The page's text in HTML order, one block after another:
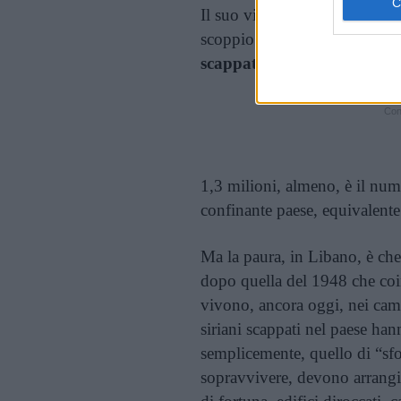
Il suo viaggio l’ha quindi
scoppio del conflitto siriano,
scappati da Damasco,
1,3 milioni, almeno, è il
confinante paese,
Ma la paura, in Libano, è
dopo quella del 1948 che
vivono, ancora oggi, nei
siriani scappati nel paese
semplicemente, quello di
sopravvivere, devono